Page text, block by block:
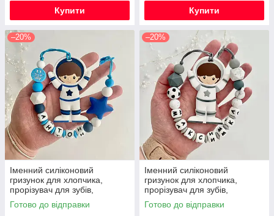
Купити Купити
–20%
Іменний силіконовий
гризунок для хлопчика,
прорізувач для зубів,
Космонавт (темно-синій)
Готово до відправки
–20%
Іменний силіконовий
гризунок для хлопчика,
прорізувач для зубів,
Космонавт (світло-сірий)
Готово до відправки